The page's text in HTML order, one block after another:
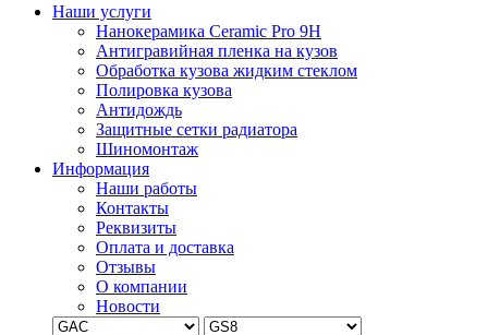
Наши услуги
Нанокерамика Ceramic Pro 9H
Антигравийная пленка на кузов
Обработка кузова жидким стеклом
Полировка кузова
Антидождь
Защитные сетки радиатора
Шиномонтаж
Информация
Наши работы
Контакты
Реквизиты
Оплата и доставка
Отзывы
О компании
Новости